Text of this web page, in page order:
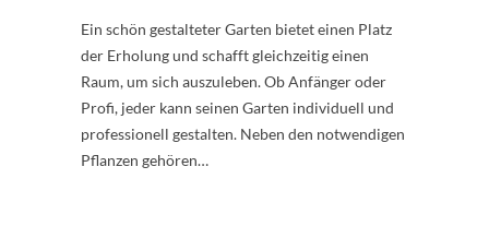
Ein schön gestalteter Garten bietet einen Platz
der Erholung und schafft gleichzeitig einen
Raum, um sich auszuleben. Ob Anfänger oder
Profi, jeder kann seinen Garten individuell und
professionell gestalten. Neben den notwendigen
Pflanzen gehören…